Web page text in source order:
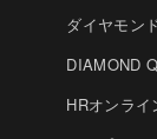
ダイヤモン
DIAMOND
HRオンライ